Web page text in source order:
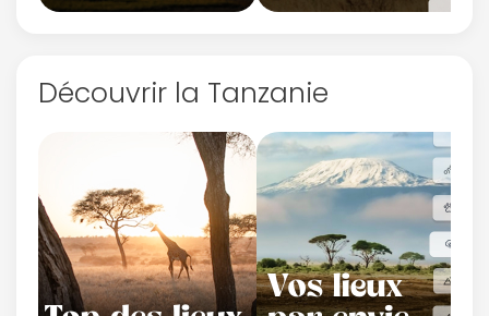
Découvrir la Tanzanie